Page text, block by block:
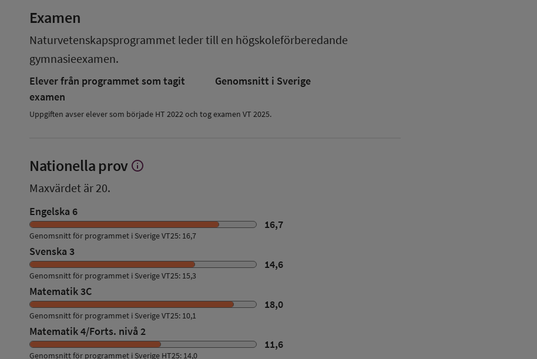
Examen
Naturvetenskapsprogrammet leder till en högskoleförberedande
gymnasieexamen.
Elever från programmet som tagit
examen
Genomsnitt i Sverige
Uppgiften avser elever som började HT 2022 och tog examen VT 2025.
Nationella prov Visa
info
Maxvärdet är 20.
Engelska 6
16,7
Genomsnitt för programmet i Sverige VT25: 16,7
Svenska 3
14,6
Genomsnitt för programmet i Sverige VT25: 15,3
Matematik 3C
18,0
Genomsnitt för programmet i Sverige VT25: 10,1
Matematik 4/Forts. nivå 2
11,6
Genomsnitt för programmet i Sverige HT25: 14,0